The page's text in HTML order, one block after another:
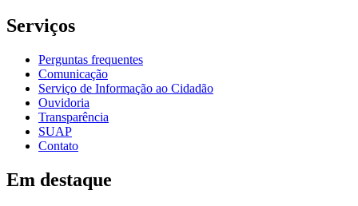
Serviços
Perguntas frequentes
Comunicação
Serviço de Informação ao Cidadão
Ouvidoria
Transparência
SUAP
Contato
Em destaque